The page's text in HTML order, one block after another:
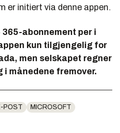
er initiert via denne appen.
abonnement per i
kun tilgjengelig for
men selskapet regner
i månedene fremover.
POST
MICROSOFT